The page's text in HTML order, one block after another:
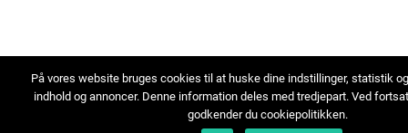
På vores website bruges cookies til at huske dine indstillinger, statistik
indhold og annoncer. Denne information deles med tredjepart. Ved
godkender du cookiepolitikken.